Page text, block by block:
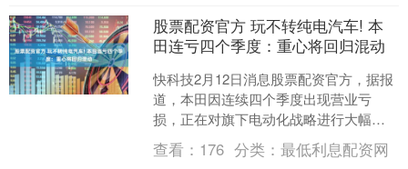
股票配资官方 玩不转纯电汽车! 本
田连亏四个季度：重心将回归混动
快科技2月12日消息股票配资官方，据报
道，本田因连续四个季度出现营业亏
损，正在对旗下电动化战略进行大幅调
整，暂停多款电动汽车项目的同时，欲
将发展重心转向混动车型....
查看： 176 分类：最低利息配资网